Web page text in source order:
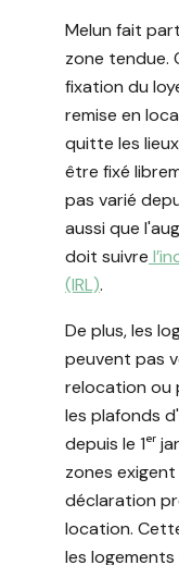
Melun fait
zone tendue.
fixation du
remise en
quitte les
être fixé
pas varié
aussi que
doit suivre
(IRL).
De plus, les
peuvent pas
relocation ou
les plafonds
depuis le 1ᵉʳ
zones
déclaration
location.
les